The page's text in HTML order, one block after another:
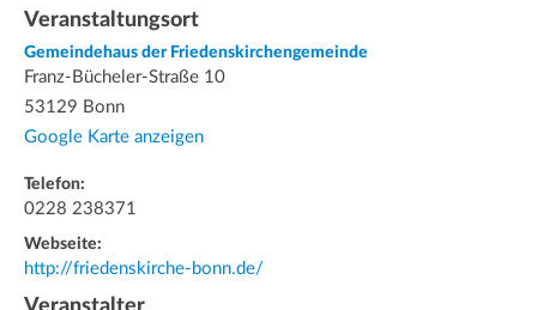
Veranstaltungsort
Gemeindehaus der Friedenskirchengemeinde
Franz-Bücheler-Straße 10
53129 Bonn
Google Karte anzeigen
Telefon:
0228 238371
Webseite:
http://friedenskirche-bonn.de/